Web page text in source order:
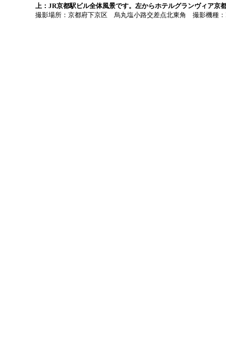
上：JR京都駅ビル全体風景です。左からホテルグランヴィア京
撮影場所：京都府下京区 烏丸塩小路交差点北東角 撮影機種